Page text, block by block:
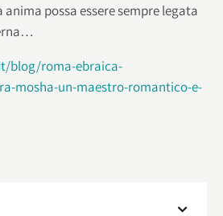
possa essere sempre legata
blog/roma-ebraica-
mosha-un-maestro-romantico-e-